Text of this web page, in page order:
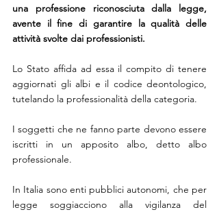
una professione riconosciuta dalla legge,
avente il fine di garantire la qualità delle
attività svolte dai professionisti.
Lo Stato affida ad essa il compito di tenere
aggiornati gli albi e il codice deontologico,
tutelando la professionalità della categoria.
I soggetti che ne fanno parte devono essere
iscritti in un apposito albo, detto albo
professionale.
In Italia sono enti pubblici autonomi, che per
legge soggiacciono alla vigilanza del